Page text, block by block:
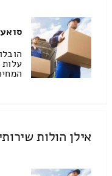
אילן הולות